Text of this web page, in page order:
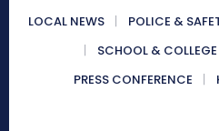
LOCAL NEWS POLICE &
SCHOOL & COLLEGE
PRESS CONFERENCE